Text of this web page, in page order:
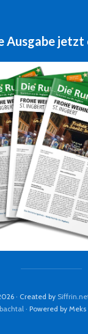
Ausgabe jetzt
· Created by
· Powered by Meks